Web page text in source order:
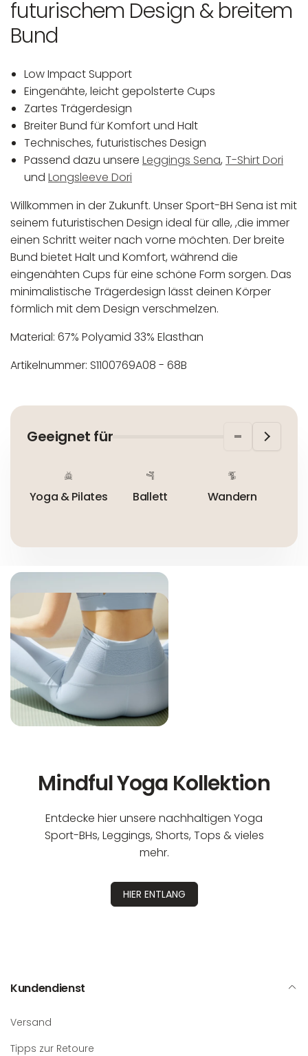
futurischem Design & breitem
Bund
Low Impact Support
Eingenähte, leicht gepolsterte Cups
Zartes Trägerdesign
Breiter Bund für Komfort und Halt
Technisches, futuristisches Design
Passend dazu unsere Leggings Sena, T-Shirt Dori
und Longsleeve Dori
Willkommen in der Zukunft. Unser Sport-BH Sena ist mit
seinem futuristischen Design ideal für alle, ,die immer
einen Schritt weiter nach vorne möchten. Der breite
Bund bietet Halt und Komfort, während die
eingenähten Cups für eine schöne Form sorgen. Das
minimalistische Trägerdesign lässt deinen Körper
förmlich mit dem Design verschmelzen.
Material: 67% Polyamid 33% Elasthan
Artikelnummer: S1100769A08 - 68B
Maschinenwäsche bis 30°C
Nicht bügeln
In der EU niedergelassener verantwortlicher
Geeignet für
Yoga & Pilates Ballett Wandern
Mindful Yoga Kollektion
Entdecke hier unsere nachhaltigen Yoga
Sport-BHs, Leggings, Shorts, Tops & vieles
mehr.
HIER ENTLANG
Kundendienst
Versand
Tipps zur Retoure